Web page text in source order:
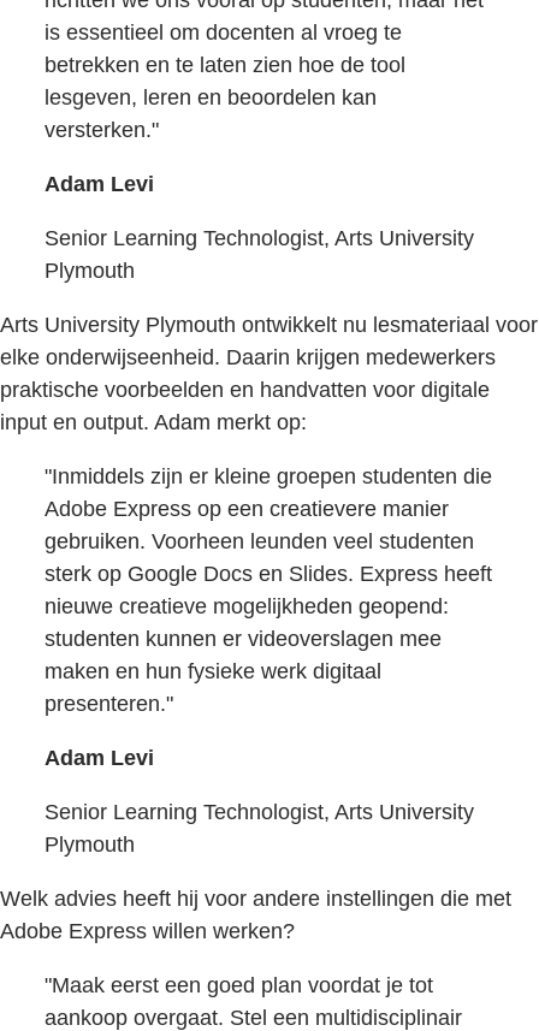
is essentieel om docenten al vroeg te
betrekken en te laten zien hoe de tool
lesgeven, leren en beoordelen kan
versterken."
Adam Levi
Senior Learning Technologist, Arts University
Plymouth
Arts University Plymouth ontwikkelt nu lesmateriaal voor
elke onderwijseenheid. Daarin krijgen medewerkers
praktische voorbeelden en handvatten voor digitale
input en output. Adam merkt op:
"Inmiddels zijn er kleine groepen studenten die
Adobe Express op een creatievere manier
gebruiken. Voorheen leunden veel studenten
sterk op Google Docs en Slides. Express heeft
nieuwe creatieve mogelijkheden geopend:
studenten kunnen er videoverslagen mee
maken en hun fysieke werk digitaal
presenteren."
Adam Levi
Senior Learning Technologist, Arts University
Plymouth
Welk advies heeft hij voor andere instellingen die met
Adobe Express willen werken?
"Maak eerst een goed plan voordat je tot
aankoop overgaat. Stel een multidisciplinair